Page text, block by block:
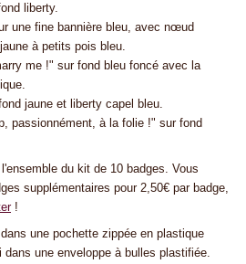
liberty.
une fine bannière bleu, avec nœud
à petits pois bleu.
me !" sur fond bleu foncé avec la
jaune et liberty capel bleu.
passionnément, à la folie !" sur fond
du kit de 10 badges. Vous
supplémentaires pour 2,50€ par badge,
!
une pochette zippée en plastique
une enveloppe à bulles plastifiée.